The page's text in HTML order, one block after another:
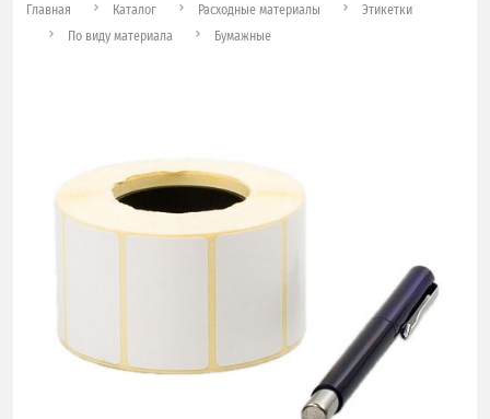
Главная Каталог Расходные материалы
Этикетки
По виду материала
Бумажные